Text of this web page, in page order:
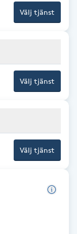
Välj tjänst
Välj tjänst
Välj tjänst